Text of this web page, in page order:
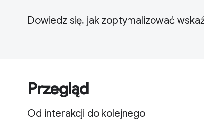
Dowiedz się, jak zoptymalizować
Przegląd
Od interakcji do kolejnego